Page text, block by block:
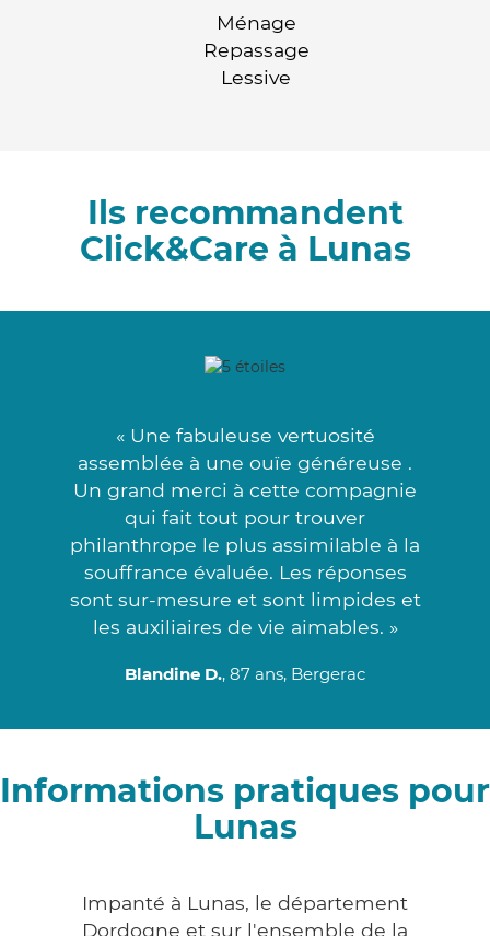
Ménage
Repassage
Lessive
Ils recommandent
Click&Care à Lunas
« Une fabuleuse vertuosité
assemblée à une ouïe généreuse .
Un grand merci à cette compagnie
qui fait tout pour trouver
philanthrope le plus assimilable à la
souffrance évaluée. Les réponses
sont sur-mesure et sont limpides et
les auxiliaires de vie aimables. »
Blandine D., 87 ans, Bergerac
Informations pratiques pour
Lunas
Impanté à Lunas, le département
Dordogne et sur l'ensemble de la